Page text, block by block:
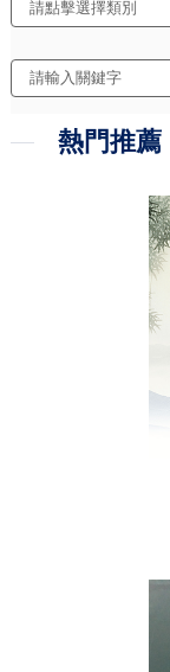
熱門推薦